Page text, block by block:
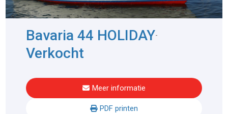
Bavaria 44 HOLIDAY-
Verkocht
Meer informatie
PDF printen